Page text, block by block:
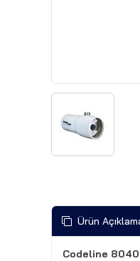
Ürün
Codeline 8040